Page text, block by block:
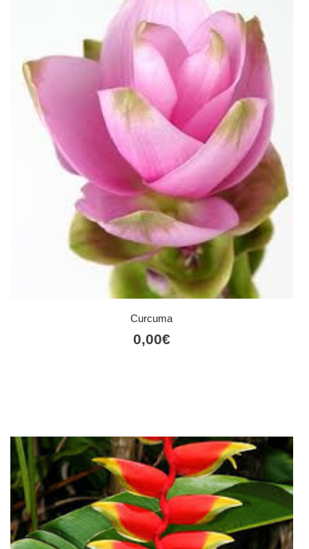
Curcuma
0,00€